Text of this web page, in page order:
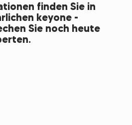
finden Sie in
keyone -
Sie noch heute